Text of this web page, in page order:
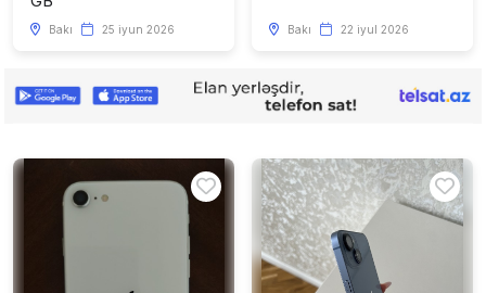
Bakı 25 iyun 2026 Bakı 22 iyul 2026